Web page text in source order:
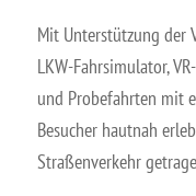
Mit Unterstützung der
LKW-Fahrsimulator,
und Probefahrten mit
Besucher hautnah
Straßenverkehr